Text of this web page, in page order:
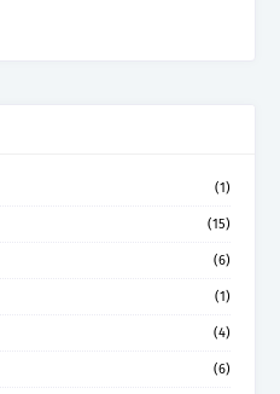
(1)
(15)
(6)
(1)
(4)
(6)